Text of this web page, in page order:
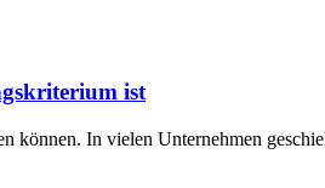
ist
In vielen Unternehmen